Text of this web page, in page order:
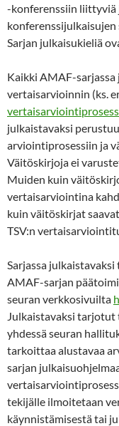
-konferenssiin liittyviä
Sarjan julkaisukieliä
Kaikki AMAF-
vertaisarvioinnin (ks.
julkaistavaksi
arviointiprosessiin ja
Väitöskirjoja ei
Muiden kuin
vertaisarviointina
kuin väitöskirjat
TSV:n
Sarjassa
AMAF-sarjan
seuran verkkosivuilta
Julkaistavaksi
yhdessä seuran
tarkoittaa alustavaa
sarjan
tekijälle ilmoitetaan
käynnistämisestä tai